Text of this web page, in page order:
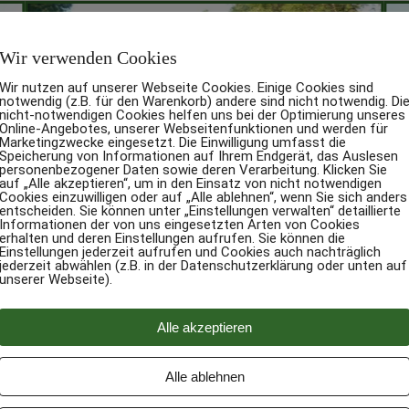
Bahntrassen, entlang von Flüssen, durch das schöne Hohe Venn
von den Anstiegen her leicht zu bewältigen und links und
Trier grenzüberschreitender Fahrradweg mit einer maximalen
Wir verwenden Cookies
Wir nutzen auf unserer Webseite Cookies. Einige Cookies sind
notwendig (z.B. für den Warenkorb) andere sind nicht notwendig. Die
nicht-notwendigen Cookies helfen uns bei der Optimierung unseres
Online-Angebotes, unserer Webseitenfunktionen und werden für
Marketingzwecke eingesetzt. Die Einwilligung umfasst die
Speicherung von Informationen auf Ihrem Endgerät, das Auslesen
personenbezogener Daten sowie deren Verarbeitung. Klicken Sie
auf „Alle akzeptieren“, um in den Einsatz von nicht notwendigen
Cookies einzuwilligen oder auf „Alle ablehnen“, wenn Sie sich anders
entscheiden. Sie können unter „Einstellungen verwalten“ detaillierte
Informationen der von uns eingesetzten Arten von Cookies
erhalten und deren Einstellungen aufrufen. Sie können die
Einstellungen jederzeit aufrufen und Cookies auch nachträglich
jederzeit abwählen (z.B. in der Datenschutzerklärung oder unten auf
unserer Webseite).
Alle akzeptieren
Alle ablehnen